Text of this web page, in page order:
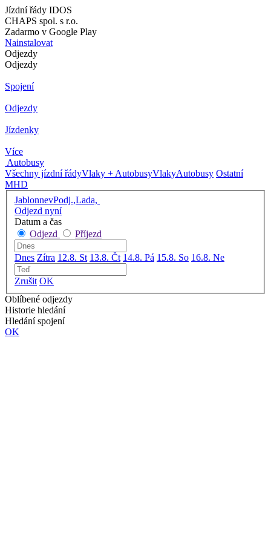
Jízdní řády IDOS
CHAPS spol. s r.o.
Zadarmo v Google Play
Nainstalovat
Odjezdy
Odjezdy
Spojení
Odjezdy
Jízdenky
Více
Autobusy
Všechny jízdní řádyVlaky + AutobusyVlakyAutobusy Ostatní
MHD
JablonnevPodj.,Lada,
Odjezd nyní
Datum a čas
Odjezd
Příjezd
Dnes Zítra 12.8. St 13.8. Čt 14.8. Pá 15.8. So 16.8. Ne
Zrušit OK
Oblíbené odjezdy
Historie hledání
Hledání spojení
OK